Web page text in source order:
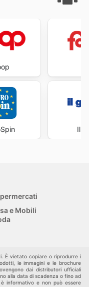
Il
e Mobili
È vietato copiare o riprodurre i
le immagini e le brochure
dai distributori ufficiali
alla data di scadenza o fino ad
informativo e non può essere